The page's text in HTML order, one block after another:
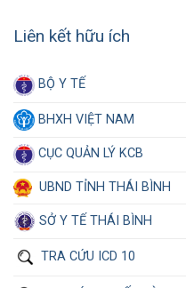
Liên kết hữu ích
BỘ Y TẾ
BHXH VIỆT NAM
CỤC QUẢN LÝ KCB
UBND TỈNH THÁI BÌNH
SỞ Y TẾ THÁI BÌNH
TRA CỨU ICD 10